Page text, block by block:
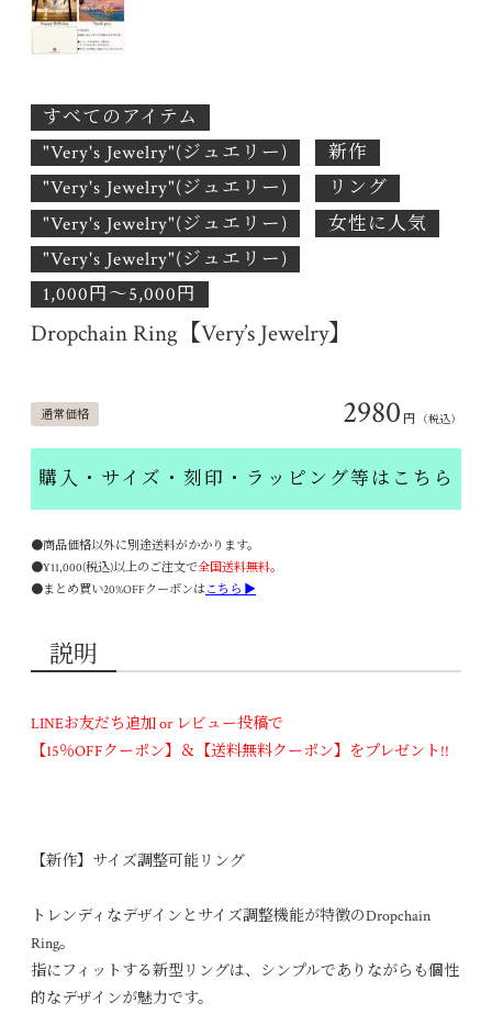
すべてのアイテム
"Very's Jewelry"(ジュエリー)
新作
"Very's Jewelry"(ジュエリー)
リング
"Very's Jewelry"(ジュエリー)
女性に人気
"Very's Jewelry"(ジュエリー)
1,000円〜5,000円
Dropchain Ring【Very’s Jewelry】
通常価格 2980 円 （税込）
購入・サイズ・刻印・ラッピング等はこちら
●商品価格以外に別途送料がかかります。
●¥11,000(税込)以上のご注文で全国送料無料。
●まとめ買い20%OFFクーポンはこちら ▶
説明
LINEお友だち追加 or レビュー投稿で
【15％OFFクーポン】＆【送料無料クーポン】をプレゼント!!
【新作】サイズ調整可能リング
トレンディなデザインとサイズ調整機能が特徴のDropchain
Ring。
指にフィットする新型リングは、シンプルでありながらも個性
的なデザインが魅力です。